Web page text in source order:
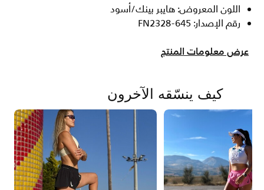
اللون المعروض: هايبر بينك/أسود
رقم الإصدار: FN2328-645
عرض معلومات المنتج